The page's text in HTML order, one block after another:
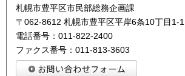
札幌市豊平区市民部総務企画課
〒062-8612 札幌市豊平区平岸6条10丁目1-1
電話番号：011-822-2400
ファクス番号：011-813-3603